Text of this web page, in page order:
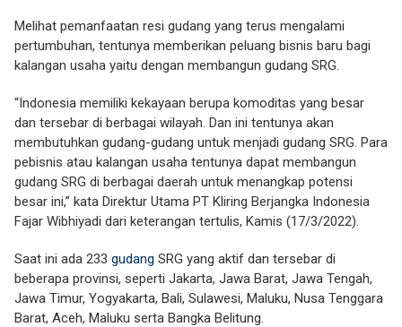
Melihat pemanfaatan resi gudang yang terus mengalami
pertumbuhan, tentunya memberikan peluang bisnis baru bagi
kalangan usaha yaitu dengan membangun gudang SRG.
“Indonesia memiliki kekayaan berupa komoditas yang besar
dan tersebar di berbagai wilayah. Dan ini tentunya akan
membutuhkan gudang-gudang untuk menjadi gudang SRG. Para
pebisnis atau kalangan usaha tentunya dapat membangun
gudang SRG di berbagai daerah untuk menangkap potensi
besar ini,” kata Direktur Utama PT Kliring Berjangka Indonesia
Fajar Wibhiyadi dari keterangan tertulis, Kamis (17/3/2022).
Saat ini ada 233 gudang SRG yang aktif dan tersebar di
beberapa provinsi, seperti Jakarta, Jawa Barat, Jawa Tengah,
Jawa Timur, Yogyakarta, Bali, Sulawesi, Maluku, Nusa Tenggara
Barat, Aceh, Maluku serta Bangka Belitung.